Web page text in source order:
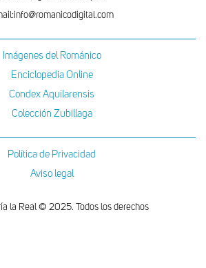
Imágenes del Románico
Enciclopedia Online
Condex Aquilarensis
Colección Zubillaga
Política de Privacidad
Aviso legal
la Real © 2025. Todos los derechos